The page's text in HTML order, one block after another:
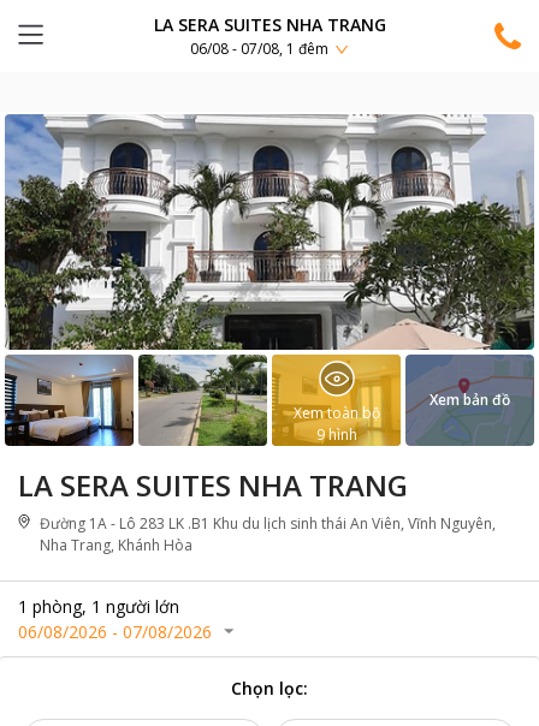
LA SERA SUITES NHA TRANG
06/08 - 07/08, 1 đêm
LA SERA SUITES NHA TRANG
Đường 1A - Lô 283 LK .B1 Khu du lịch sinh thái An Viên, Vĩnh Nguyên,
Nha Trang, Khánh Hòa
1 phòng, 1 người lớn
06/08/2026 - 07/08/2026
Xem toàn bộ
9hình
Xem bản đồ
Chọn lọc: